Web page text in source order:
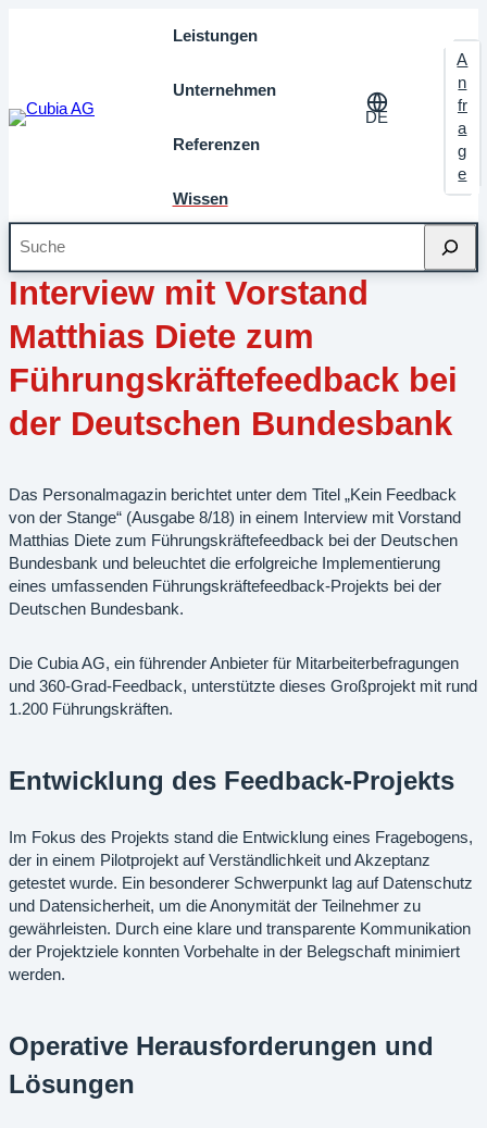
Leistungen
Unternehmen
Referenzen
Wissen
DE
A
n
fr
a
g
e
August 2018
Interview mit Vorstand
Matthias Diete zum
Führungskräftefeedback bei
der Deutschen Bundesbank
Das Personalmagazin berichtet unter dem Titel „Kein Feedback
von der Stange“ (Ausgabe 8/18) in einem Interview mit Vorstand
Matthias Diete zum Führungskräftefeedback bei der Deutschen
Bundesbank und beleuchtet die erfolgreiche Implementierung
eines umfassenden Führungskräftefeedback-Projekts bei der
Deutschen Bundesbank.
Die Cubia AG, ein führender Anbieter für Mitarbeiterbefragungen
und 360-Grad-Feedback, unterstützte dieses Großprojekt mit rund
1.200 Führungskräften.
Entwicklung des Feedback-Projekts
Im Fokus des Projekts stand die Entwicklung eines Fragebogens,
der in einem Pilotprojekt auf Verständlichkeit und Akzeptanz
getestet wurde. Ein besonderer Schwerpunkt lag auf Datenschutz
und Datensicherheit, um die Anonymität der Teilnehmer zu
gewährleisten. Durch eine klare und transparente Kommunikation
der Projektziele konnten Vorbehalte in der Belegschaft minimiert
werden.
Operative Herausforderungen und
Lösungen